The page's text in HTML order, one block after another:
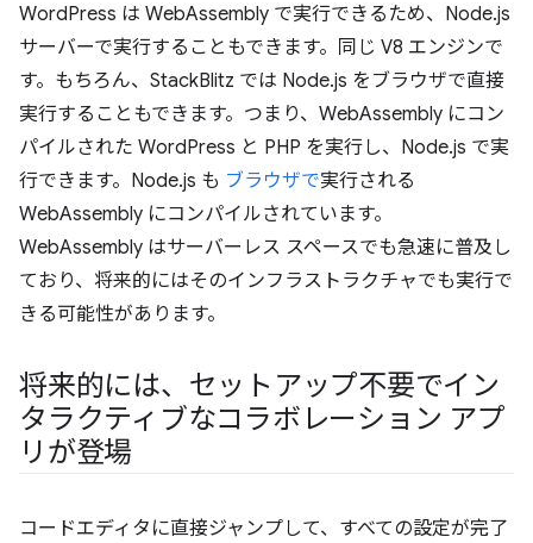
WordPress は WebAssembly で実行できるため、Node.js
サーバーで実行することもできます。同じ V8 エンジンで
す。もちろん、StackBlitz では Node.js をブラウザで直接
実行することもできます。つまり、WebAssembly にコン
パイルされた WordPress と PHP を実行し、Node.js で実
行できます。Node.js も ブラウザで実行される
WebAssembly にコンパイルされています。
WebAssembly はサーバーレス スペースでも急速に普及し
ており、将来的にはそのインフラストラクチャでも実行で
きる可能性があります。
将来的には、セットアップ不要でイン
タラクティブなコラボレーション アプ
リが登場
コードエディタに直接ジャンプして、すべての設定が完了